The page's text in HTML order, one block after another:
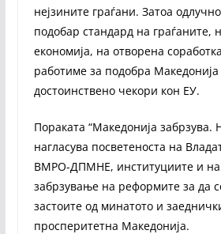
нејзините граѓани. Затоа
подобар стандард на граѓаните,
економија, на отворена
работиме за подобра Македонија
достоинствено чекори кон ЕУ.
Пораката “Македонија забрзува.
нагласува посветеноста на
ВМРО-ДПМНЕ, институциите и на
забрзување на реформите за да
застоите од минатото и
просперитетна Македонија.